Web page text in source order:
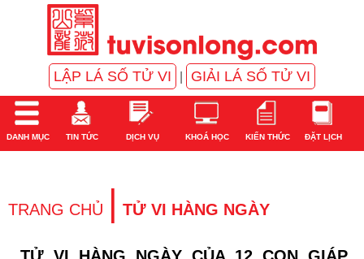
LẬP LÁ SỐ TỬ VI GIẢI LÁ SỐ TỬ VI
DANH MỤC TIN TỨC DỊCH VỤ KHOÁ HỌC KIẾN THỨC ĐẶT LỊCH
TRANG CHỦ | TỬ VI HÀNG NGÀY